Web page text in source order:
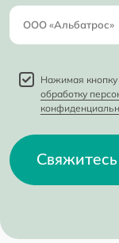
Нажимая кнопку
обработку